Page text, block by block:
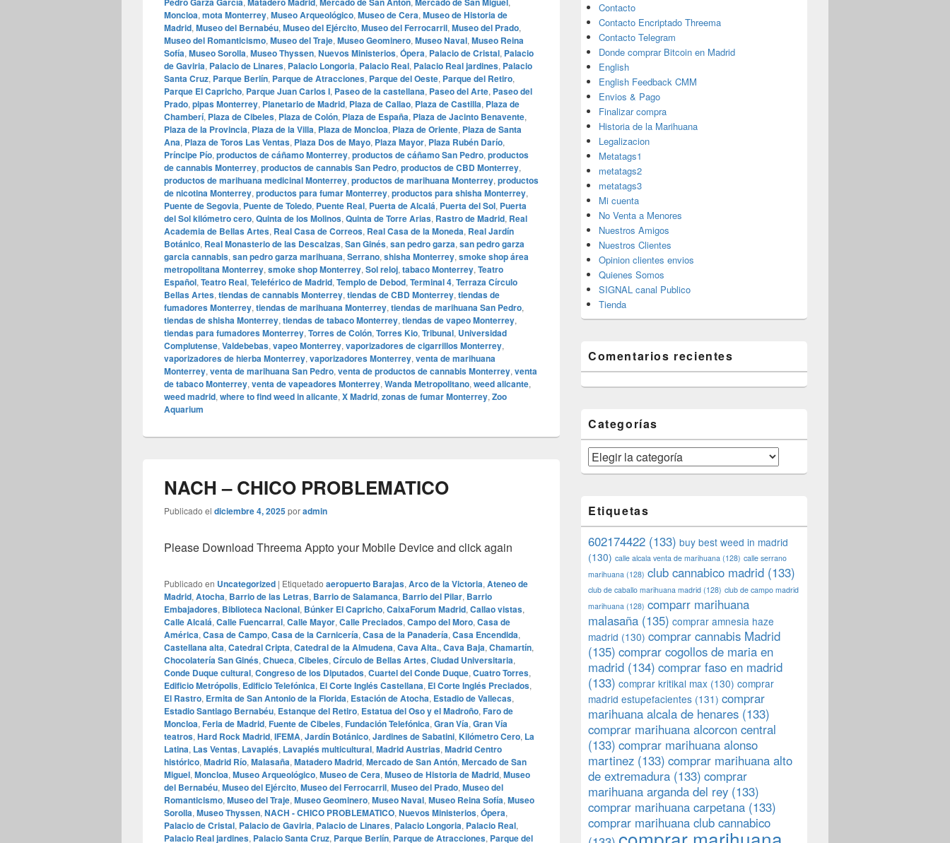
Moncloa, mota Monterrey, Museo Arqueológico, Museo de Cera, Museo de Historia de
Madrid, Museo del Bernabéu, Museo del Ejército, Museo del Ferrocarril, Museo del Prado,
Museo del Romanticismo, Museo del Traje, Museo Geominero, Museo Naval, Museo Reina
Sofía, Museo Sorolla, Museo Thyssen, Nuevos Ministerios, Ópera, Palacio de Cristal, Palacio
de Gaviria, Palacio de Linares, Palacio Longoria, Palacio Real, Palacio Real jardines, Palacio
Santa Cruz, Parque Berlín, Parque de Atracciones, Parque del Oeste, Parque del Retiro,
Parque El Capricho, Parque Juan Carlos I, Paseo de la castellana, Paseo del Arte, Paseo del
Prado, pipas Monterrey, Planetario de Madrid, Plaza de Callao, Plaza de Castilla, Plaza de
Chamberí, Plaza de Cibeles, Plaza de Colón, Plaza de España, Plaza de Jacinto Benavente,
Plaza de la Provincia, Plaza de la Villa, Plaza de Moncloa, Plaza de Oriente, Plaza de Santa
Ana, Plaza de Toros Las Ventas, Plaza Dos de Mayo, Plaza Mayor, Plaza Rubén Darío,
Príncipe Pío, productos de cáñamo Monterrey, productos de cáñamo San Pedro, productos
de cannabis Monterrey, productos de cannabis San Pedro, productos de CBD Monterrey,
productos de marihuana medicinal Monterrey, productos de marihuana Monterrey, productos
de nicotina Monterrey, productos para fumar Monterrey, productos para shisha Monterrey,
Puente de Segovia, Puente de Toledo, Puente Real, Puerta de Alcalá, Puerta del Sol, Puerta
del Sol kilómetro cero, Quinta de los Molinos, Quinta de Torre Arias, Rastro de Madrid, Real
Academia de Bellas Artes, Real Casa de Correos, Real Casa de la Moneda, Real Jardín
Botánico, Real Monasterio de las Descalzas, San Ginés, san pedro garza, san pedro garza
garcia cannabis, san pedro garza marihuana, Serrano, shisha Monterrey, smoke shop área
metropolitana Monterrey, smoke shop Monterrey, Sol reloj, tabaco Monterrey, Teatro
Español, Teatro Real, Teleférico de Madrid, Templo de Debod, Terminal 4, Terraza Círculo
Bellas Artes, tiendas de cannabis Monterrey, tiendas de CBD Monterrey, tiendas de
fumadores Monterrey, tiendas de marihuana Monterrey, tiendas de marihuana San Pedro,
tiendas de shisha Monterrey, tiendas de tabaco Monterrey, tiendas de vapeo Monterrey,
tiendas para fumadores Monterrey, Torres de Colón, Torres Kio, Tribunal, Universidad
Complutense, Valdebebas, vapeo Monterrey, vaporizadores de cigarrillos Monterrey,
vaporizadores de hierba Monterrey, vaporizadores Monterrey, venta de marihuana
Monterrey, venta de marihuana San Pedro, venta de productos de cannabis Monterrey, venta
de tabaco Monterrey, venta de vapeadores Monterrey, Wanda Metropolitano, weed alicante,
weed madrid, where to find weed in alicante, X Madrid, zonas de fumar Monterrey, Zoo
Aquarium
NACH – CHICO PROBLEMATICO
Publicado el diciembre 4, 2025poradmin
Please Download Threema Appto your Mobile Device and click again
Publicado en Uncategorized | Etiquetado aeropuerto Barajas, Arco de la Victoria, Ateneo de
Madrid, Atocha, Barrio de las Letras, Barrio de Salamanca, Barrio del Pilar, Barrio
Embajadores, Biblioteca Nacional, Búnker El Capricho, CaixaForum Madrid, Callao vistas,
Calle Alcalá, Calle Fuencarral, Calle Mayor, Calle Preciados, Campo del Moro, Casa de
América, Casa de Campo, Casa de la Carnicería, Casa de la Panadería, Casa Encendida,
Castellana alta, Catedral Cripta, Catedral de la Almudena, Cava Alta., Cava Baja, Chamartín,
Chocolatería San Ginés, Chueca, Cibeles, Círculo de Bellas Artes, Ciudad Universitaria,
Conde Duque cultural, Congreso de los Diputados, Cuartel del Conde Duque, Cuatro Torres,
Edificio Metrópolis, Edificio Telefónica, El Corte Inglés Castellana, El Corte Inglés Preciados,
El Rastro, Ermita de San Antonio de la Florida, Estación de Atocha, Estadio de Vallecas,
Estadio Santiago Bernabéu, Estanque del Retiro, Estatua del Oso y el Madroño, Faro de
Moncloa, Feria de Madrid, Fuente de Cibeles, Fundación Telefónica, Gran Vía, Gran Vía
teatros, Hard Rock Madrid, IFEMA, Jardín Botánico, Jardines de Sabatini, Kilómetro Cero, La
Latina, Las Ventas, Lavapiés, Lavapiés multicultural, Madrid Austrias, Madrid Centro
histórico, Madrid Río, Malasaña, Matadero Madrid, Mercado de San Antón, Mercado de San
Miguel, Moncloa, Museo Arqueológico, Museo de Cera, Museo de Historia de Madrid, Museo
del Bernabéu, Museo del Ejército, Museo del Ferrocarril, Museo del Prado, Museo del
Romanticismo, Museo del Traje, Museo Geominero, Museo Naval, Museo Reina Sofía, Museo
Sorolla, Museo Thyssen, NACH - CHICO PROBLEMATICO, Nuevos Ministerios, Ópera,
Palacio de Cristal, Palacio de Gaviria, Palacio de Linares, Palacio Longoria, Palacio Real,
Palacio Real jardines, Palacio Santa Cruz, Parque Berlín, Parque de Atracciones, Parque del
Contacto
Contacto Encriptado Threema
Contacto Telegram
Donde comprar Bitcoin en Madrid
English
English Feedback CMM
Envios & Pago
Finalizar compra
Historia de la Marihuana
Legalizacion
Metatags1
metatags2
metatags3
Mi cuenta
No Venta a Menores
Nuestros Amigos
Nuestros Clientes
Opinion clientes envios
Quienes Somos
SIGNAL canal Publico
Tienda
Comentarios recientes
Categorías
Categorías
Etiquetas
602174422 (133) buy best weed in madrid
(130) calle alcala venta de marihuana (128) calle serrano
marihuana (128) club cannabico madrid (133)
club de caballo marihuana madrid (128) club de campo madrid
marihuana (128) comparr marihuana
malasaña (135) comprar amnesia haze
madrid (130) comprar cannabis Madrid
(135) comprar cogollos de maria en
madrid (134) comprar faso en madrid
(133) comprar kritikal max (130) comprar
madrid estupefacientes (131) comprar
marihuana alcala de henares (133)
comprar marihuana alcorcon central
(133) comprar marihuana alonso
martinez (133) comprar marihuana alto
de extremadura (133) comprar
marihuana arganda del rey (133)
comprar marihuana carpetana (133)
comprar marihuana club cannabico